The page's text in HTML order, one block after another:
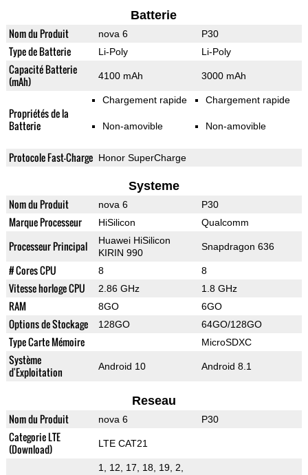
Batterie
Nom du Produit nova 6 P30
Type de Batterie Li-Poly Li-Poly
Capacité Batterie
(mAh)
4100 mAh 3000 mAh
Propriétés de la
Batterie
Chargement rapide
Non-amovible
Chargement rapide
Non-amovible
Protocole Fast-Charge Honor SuperCharge
Systeme
Nom du Produit nova 6 P30
Marque Processeur HiSilicon Qualcomm
Processeur Principal
Huawei HiSilicon
KIRIN 990
Snapdragon 636
# Cores CPU 8 8
Vitesse horloge CPU 2.86 GHz 1.8 GHz
RAM 8GO 6GO
Options de Stockage 128GO 64GO/128GO
Type Carte Mémoire MicroSDXC
Système
d'Exploitation
Android 10 Android 8.1
Reseau
Nom du Produit nova 6 P30
Categorie LTE
(Download)
LTE CAT21
1, 12, 17, 18, 19, 2,